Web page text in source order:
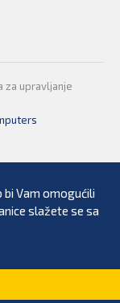
za upravljanje
bi Vam omogućili
slažete se sa